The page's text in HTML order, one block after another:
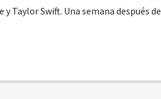
Taylor Swift. Una semana después de